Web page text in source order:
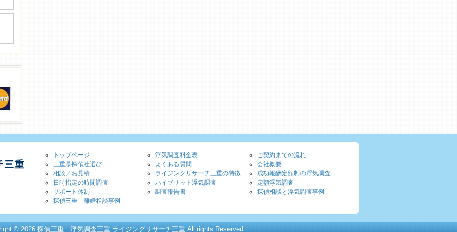
トップページ 浮気調査料金表
ご契約までの流れ
三重県探偵社選び
よくある質問
会社概要
相談／お見積
ライジングリサーチ三重の特徴
成功報酬定額制の浮気調査
日時指定の時間調査
ハイブリット浮気調査
定額浮気調査
サポート体制
調査報告書
探偵相談と浮気調査事例
探偵三重 離婚相談事例
© 2026 探偵三重｜浮気調査三重 ライジングリサーチ三重 All rights Reserved.